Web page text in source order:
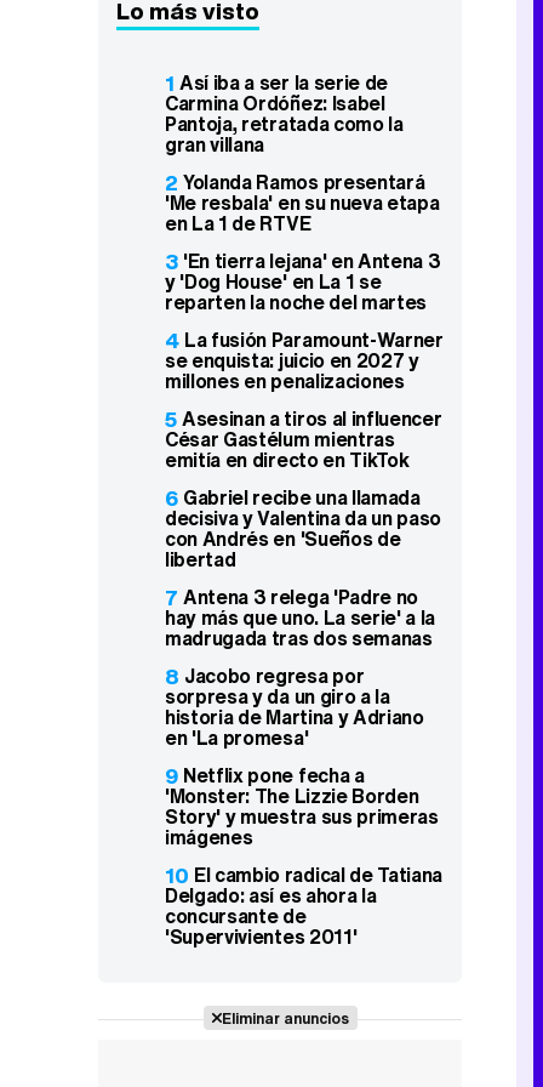
Lo más visto
1 Así iba a ser la serie de
Carmina Ordóñez: Isabel
Pantoja, retratada como la
gran villana
2 Yolanda Ramos presentará
'Me resbala' en su nueva etapa
en La 1 de RTVE
3 'En tierra lejana' en Antena 3
y 'Dog House' en La 1 se
reparten la noche del martes
4 La fusión Paramount-Warner
se enquista: juicio en 2027 y
millones en penalizaciones
5Asesinan a tiros al influencer
César Gastélum mientras
emitía en directo en TikTok
6 Gabriel recibe una llamada
decisiva y Valentina da un paso
con Andrés en 'Sueños de
libertad
7 Antena 3 relega 'Padre no
hay más que uno. La serie' a la
madrugada tras dos semanas
8 Jacobo regresa por
sorpresa y da un giro a la
historia de Martina y Adriano
en 'La promesa'
9 Netflix pone fecha a
'Monster: The Lizzie Borden
Story' y muestra sus primeras
imágenes
10 El cambio radical de Tatiana
Delgado: así es ahora la
concursante de
'Supervivientes 2011'
Eliminar anuncios